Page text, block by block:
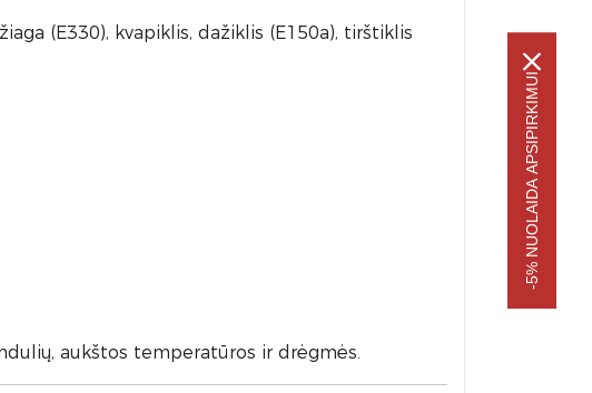
(E330), kvapiklis, dažiklis (E150a), tirštiklis
aukštos temperatūros ir drėgmės.
-5% NUOLAIDA APSIPIRKIMUI